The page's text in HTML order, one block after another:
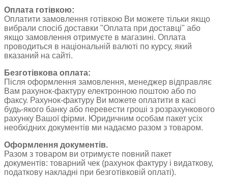
Оплата готівкою:
Оплатити замовлення готівкою Ви можете тільки якщо
вибрали спосіб доставки "Оплата при доставці" або
якщо замовлення отримуєте в магазині. Оплата
проводиться в національній валюті по курсу, який
вказаний на сайті.
Безготівкова оплата:
Після оформлення замовлення, менеджер відправляє
Вам рахунок-фактуру електронною поштою або по
факсу. Рахунок-фактуру Ви можете оплатити в касі
будь-якого банку або перевести гроші з розрахункового
рахунку Вашої фірми. Юридичним особам пакет усіх
необхідних документів ми надаємо разом з товаром.
Оформлення документів.
Разом з товаром ви отримуєте повний пакет
документів: товарний чек (рахунок фактуру і видаткову,
податкову накладні при безготівковій оплаті).